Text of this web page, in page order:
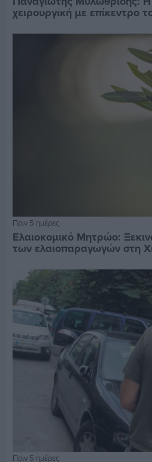
χειρουργική με επίκεντρο
Πριν 5 ημέρες
Ελαιοκομικό Μητρώο:
των ελαιοπαραγωγών στη
Πριν 5 ημέρες